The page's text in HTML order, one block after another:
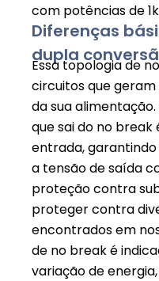
com potências de
Diferenças
dupla
Essa topologia de
circuitos que
da sua
que sai do no
entrada, garantindo
a tensão de saída
proteção contra
proteger contra
encontrados em
de no break é
variação de